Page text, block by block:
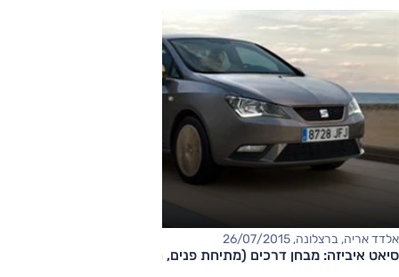
אלדד אריה, ברצלונה, 26/07/2015
סיאט איביזה: מבחן דרכים (מתיחת פנים, השקה)